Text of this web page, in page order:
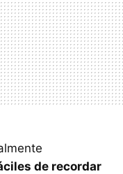
de recordar